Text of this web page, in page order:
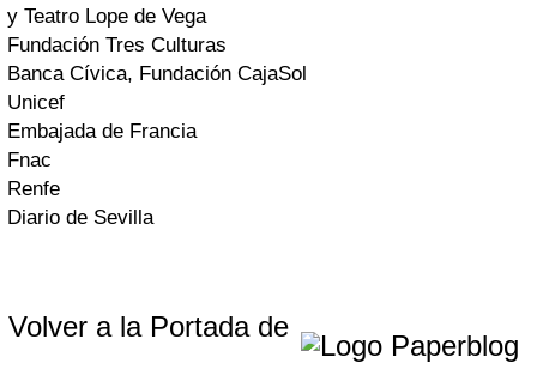
y Teatro Lope de Vega
Fundación Tres Culturas
Banca Cívica, Fundación CajaSol
Unicef
Embajada de Francia
Fnac
Renfe
Diario de Sevilla
Volver a la Portada de